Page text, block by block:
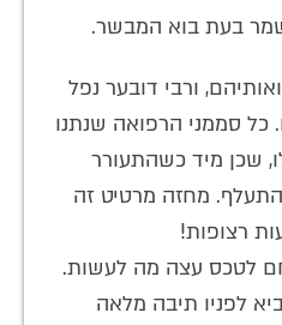
בעת בוא המבשר.
ורבי דובער נפל
סממני הרפואה שנתנו
שכן מיד כשהתעורר
מחזה מרטיט זה
רצופות!
לטכס עצה מה לעשות.
לפניו תיבה מלאה